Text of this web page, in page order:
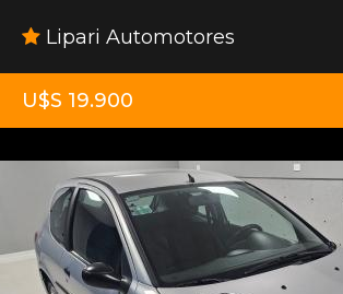
Lipari Automotores
U$S 19.900